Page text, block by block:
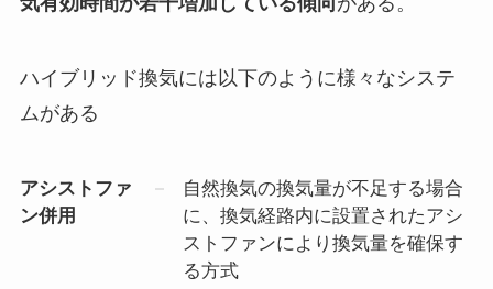
ハイブリッド換気には以下のように様々なシステ
ムがある
アシストファ
ン併用
自然換気の換気量が不足する場合
に、換気経路内に設置されたアシ
ストファンにより換気量を確保す
る方式